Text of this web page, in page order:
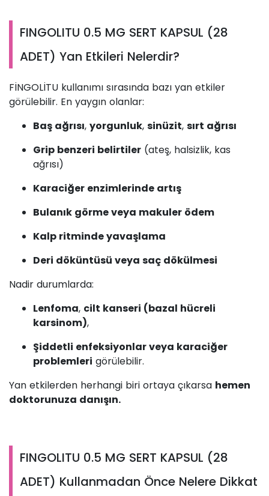
FINGOLITU 0.5 MG SERT KAPSUL (28
ADET) Yan Etkileri Nelerdir?
FİNGOLİTU kullanımı sırasında bazı yan etkiler
görülebilir. En yaygın olanlar:
Baş ağrısı, yorgunluk, sinüzit, sırt ağrısı
Grip benzeri belirtiler (ateş, halsizlik, kas
ağrısı)
Karaciğer enzimlerinde artış
Bulanık görme veya makuler ödem
Kalp ritminde yavaşlama
Deri döküntüsü veya saç dökülmesi
Nadir durumlarda:
Lenfoma, cilt kanseri (bazal hücreli
karsinom),
Şiddetli enfeksiyonlar veya karaciğer
problemleri görülebilir.
Yan etkilerden herhangi biri ortaya çıkarsa hemen
doktorunuza danışın.
FINGOLITU 0.5 MG SERT KAPSUL (28
ADET) Kullanmadan Önce Nelere Dikkat